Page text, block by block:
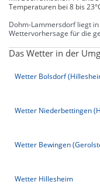
Temperaturen bei 8 bis
Dohm-Lammersdorf liegt
Wettervorhersage für die
Das Wetter in der
Wetter Bolsdorf
Wetter Niederbettingen
Wetter Bewingen
Wetter Hillesheim